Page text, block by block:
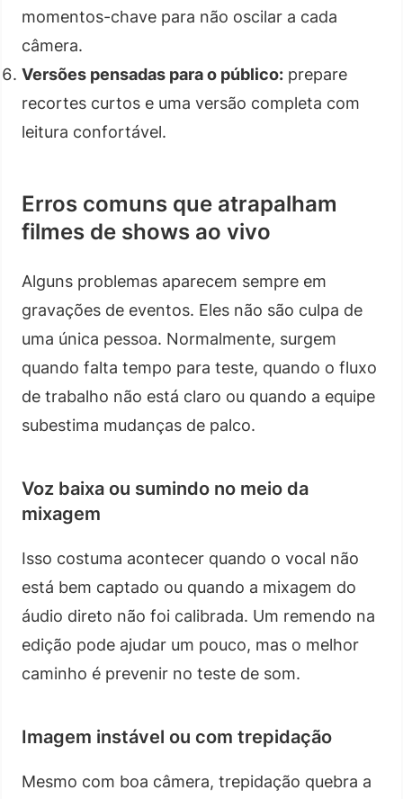
momentos-chave para não oscilar a cada
câmera.
Versões pensadas para o público: prepare
recortes curtos e uma versão completa com
leitura confortável.
Erros comuns que atrapalham
filmes de shows ao vivo
Alguns problemas aparecem sempre em
gravações de eventos. Eles não são culpa de
uma única pessoa. Normalmente, surgem
quando falta tempo para teste, quando o fluxo
de trabalho não está claro ou quando a equipe
subestima mudanças de palco.
Voz baixa ou sumindo no meio da
mixagem
Isso costuma acontecer quando o vocal não
está bem captado ou quando a mixagem do
áudio direto não foi calibrada. Um remendo na
edição pode ajudar um pouco, mas o melhor
caminho é prevenir no teste de som.
Imagem instável ou com trepidação
Mesmo com boa câmera, trepidação quebra a